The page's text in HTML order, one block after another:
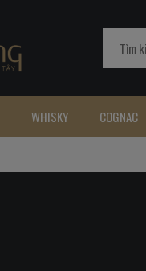
WHISKY COGNAC